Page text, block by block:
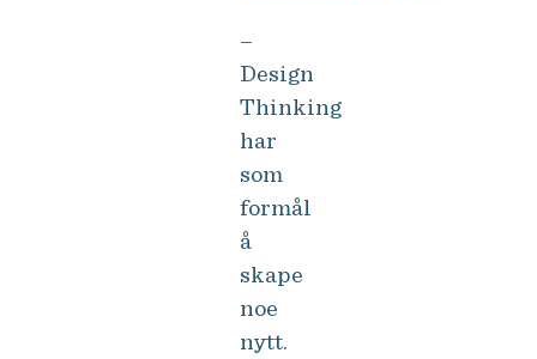
–
Design
Thinking
har
som
formål
å
skape
noe
nytt.